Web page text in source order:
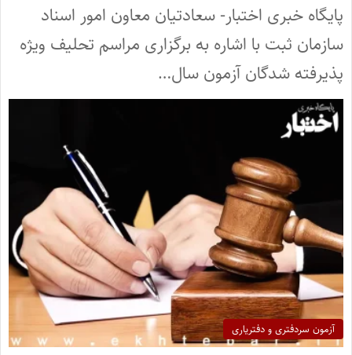
پایگاه خبری اختبار- سعادتیان معاون امور اسناد
سازمان ثبت با اشاره به برگزاری مراسم تحلیف ویژه
پذیرفته شدگان آزمون سال…
آزمون سردفتری و دفتریاری